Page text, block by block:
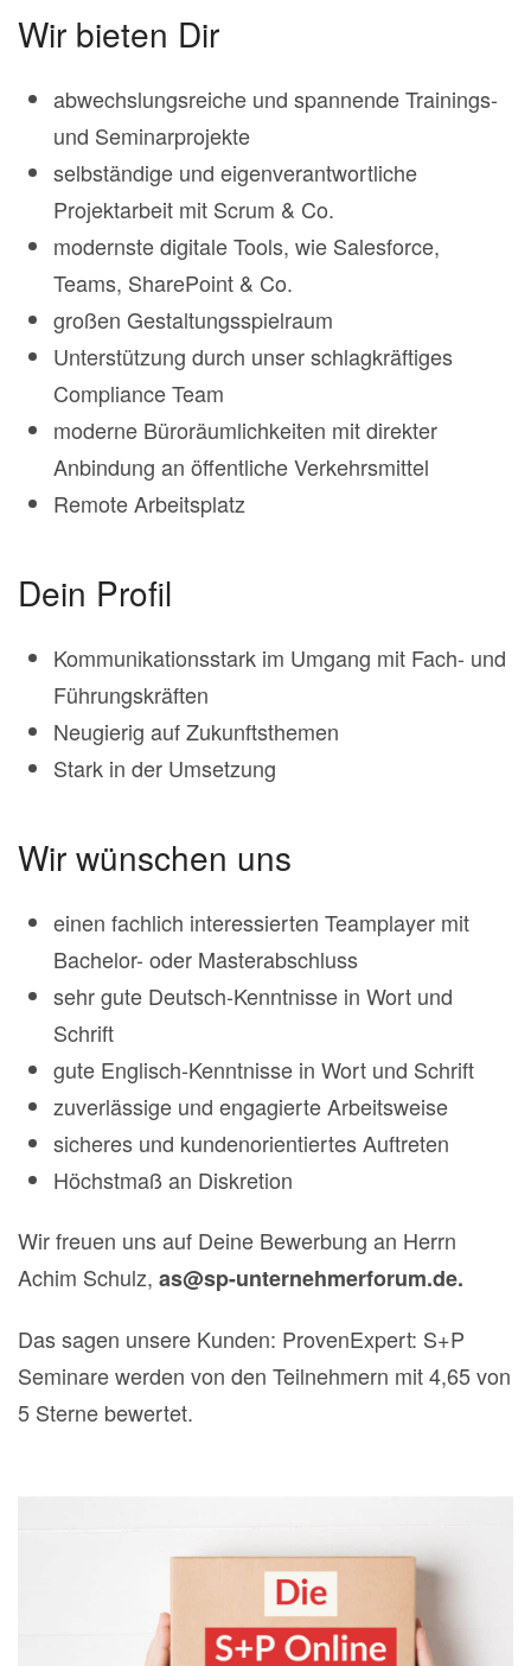
Wir bieten Dir
abwechslungsreiche und spannende Trainings-
und Seminarprojekte
selbständige und eigenverantwortliche
Projektarbeit mit Scrum & Co.
modernste digitale Tools, wie Salesforce,
Teams, SharePoint & Co.
großen Gestaltungsspielraum
Unterstützung durch unser schlagkräftiges
Compliance Team
moderne Büroräumlichkeiten mit direkter
Anbindung an öffentliche Verkehrsmittel
Remote Arbeitsplatz
Dein Profil
Kommunikationsstark im Umgang mit Fach- und
Führungskräften
Neugierig auf Zukunftsthemen
Stark in der Umsetzung
Wir wünschen uns
einen fachlich interessierten Teamplayer mit
Bachelor- oder Masterabschluss
sehr gute Deutsch-Kenntnisse in Wort und
Schrift
gute Englisch-Kenntnisse in Wort und Schrift
zuverlässige und engagierte Arbeitsweise
sicheres und kundenorientiertes Auftreten
Höchstmaß an Diskretion
Wir freuen uns auf Deine Bewerbung an Herrn
Achim Schulz, as@sp-unternehmerforum.de.
Das sagen unsere Kunden: ProvenExpert: S+P
Seminare werden von den Teilnehmern mit 4,65 von
5 Sterne bewertet.